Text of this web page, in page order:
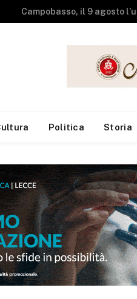
Politica Storia